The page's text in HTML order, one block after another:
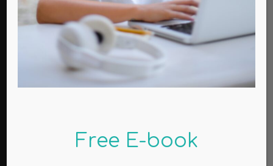
(βιβλιοκριτική)
Mind
Ω, γλυκύ μου έαρ
Free E-book